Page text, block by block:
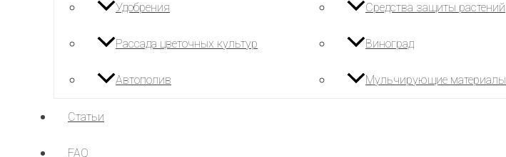
Удобрения Средства защиты растений
Рассада цветочных культур Виноград
Автополив Мульчирующие материалы
Статьи
FAQ